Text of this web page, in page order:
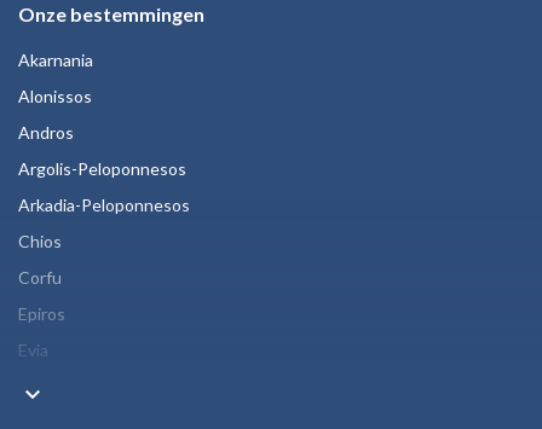
Onze bestemmingen
Akarnania
Alonissos
Andros
Argolis-Peloponnesos
Arkadia-Peloponnesos
Chios
Corfu
Epiros
Evia
keyboard_arrow_down